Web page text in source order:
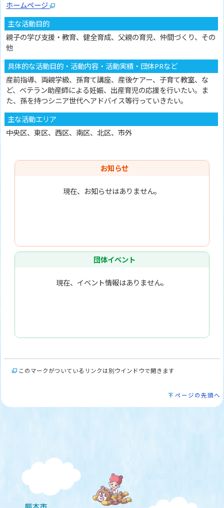
ホームページ
主な活動目的
親子の学び支援・教育、健全育成、父親の育児、仲間づくり、その
他
具体的な活動目的・活動内容・活動実績・団体PRなど
産前指導、両親学級、孫育て講座、産後ケアー、子育て教室、な
ど、ベテラン助産師による妊娠、出産育児の応援を行いたい。ま
た、孫を持つシニア世代へアドバイス等行っていきたい。
主な活動エリア
中央区、東区、西区、南区、北区、市外
お知らせ
現在、お知らせはありません。
団体イベント
現在、イベント情報はありません。
このマークがついているリンクは別ウインドウで開きます
ページの先頭へ